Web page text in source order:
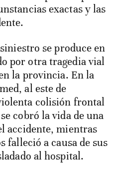
exactas y las
se produce en
por otra tragedia vial
la provincia. En la
al este de
colisión frontal
cobró la vida de una
accidente, mientras
falleció a causa de sus
al hospital.